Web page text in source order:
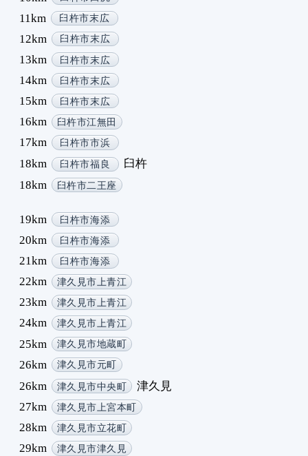
11km 臼杵市末広
12km 臼杵市末広
13km 臼杵市末広
14km 臼杵市末広
15km 臼杵市末広
16km 臼杵市江無田
17km 臼杵市市浜
18km 臼杵市福良
臼杵
18km
臼杵市二王座
19km 臼杵市海添
20km 臼杵市海添
21km 臼杵市海添
22km 津久見市上青江
23km 津久見市上青江
24km 津久見市上青江
25km 津久見市地蔵町
26km 津久見市元町
26km 津久見市中央町
津久見
27km
津久見市上宮本町
28km 津久見市立花町
29km 津久見市津久見